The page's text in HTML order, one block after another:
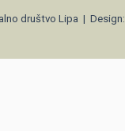
društvo Lipa | Design: